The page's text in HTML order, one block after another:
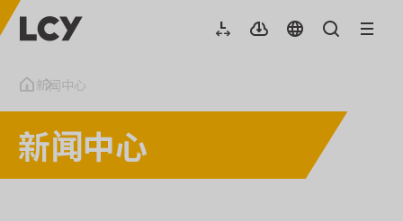
新闻中心
新闻中心